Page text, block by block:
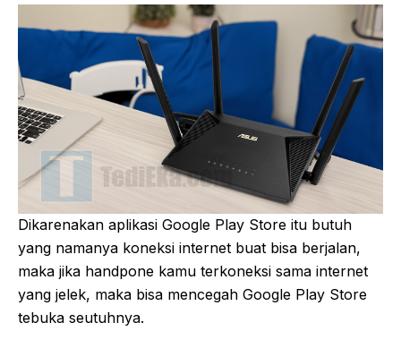
Dikarenakan aplikasi Google Play Store itu butuh
yang namanya koneksi internet buat bisa berjalan,
maka jika handpone kamu terkoneksi sama internet
yang jelek, maka bisa mencegah Google Play Store
tebuka seutuhnya.